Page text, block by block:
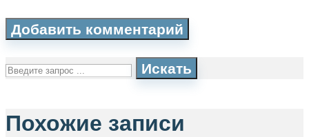
Искать
Похожие записи